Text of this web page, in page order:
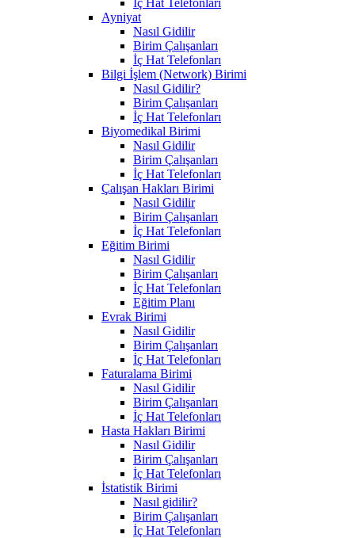
Ayniyat
Nasıl Gidilir
Birim Çalışanları
İç Hat Telefonları
Bilgi İşlem (Network) Birimi
Nasıl Gidilir?
Birim Çalışanları
İç Hat Telefonları
Biyomedikal Birimi
Nasıl Gidilir
Birim Çalışanları
İç Hat Telefonları
Çalışan Hakları Birimi
Nasıl Gidilir
Birim Çalışanları
İç Hat Telefonları
Eğitim Birimi
Nasıl Gidilir
Birim Çalışanları
İç Hat Telefonları
Eğitim Planı
Evrak Birimi
Nasıl Gidilir
Birim Çalışanları
İç Hat Telefonları
Faturalama Birimi
Nasıl Gidilir
Birim Çalışanları
İç Hat Telefonları
Hasta Hakları Birimi
Nasıl Gidilir
Birim Çalışanları
İç Hat Telefonları
İstatistik Birimi
Nasıl gidilir?
Birim Çalışanları
İç Hat Telefonları